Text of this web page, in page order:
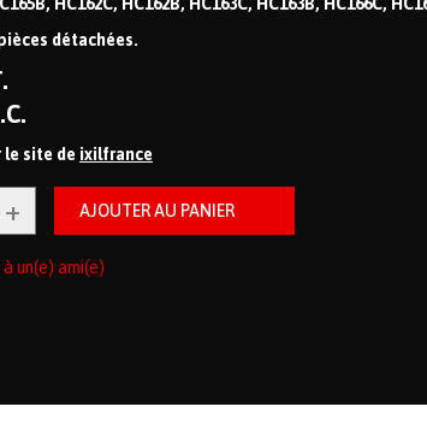
détachées.
le site de ixilfrance
un(e) ami(e)